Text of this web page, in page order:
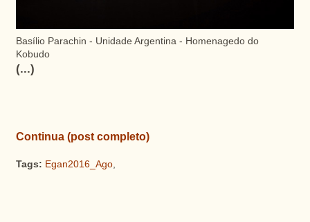
Basílio Parachin - Unidade Argentina - Homenagedo do
Kobudo
(...)
Continua (post completo)
Tags: Egan2016_Ago,